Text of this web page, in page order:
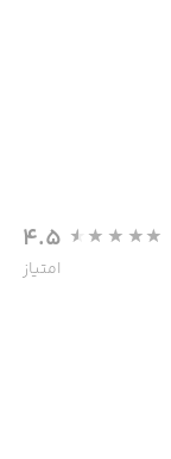
4.5
امتیاز